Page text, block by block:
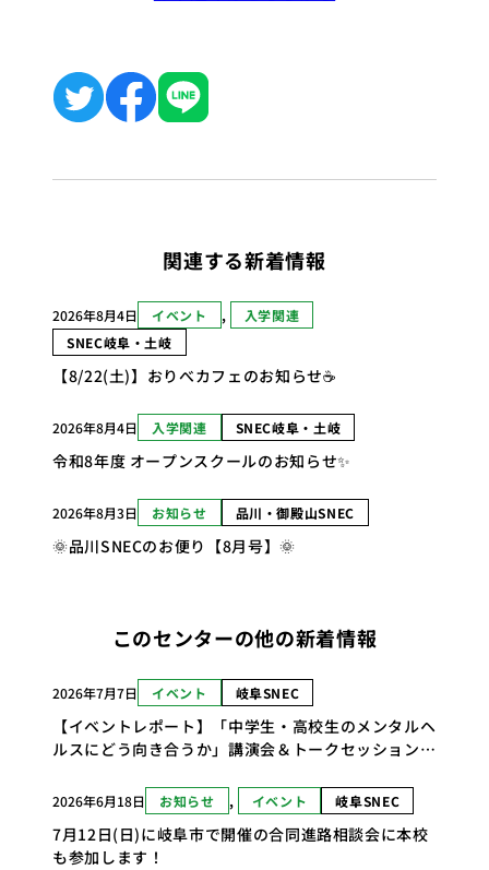
関連する新着情報
2026年8月4日 イベント ,
入学関連
SNEC岐阜・土岐
【8/22(土)】おりべカフェのお知らせ☕
2026年8月4日 入学関連 SNEC岐阜・土岐
令和8年度 オープンスクールのお知らせ✨
2026年8月3日 お知らせ 品川・御殿山SNEC
🌞品川SNECのお便り【8月号】🌞
このセンターの他の新着情報
2026年7月7日 イベント 岐阜SNEC
【イベントレポート】「中学生・高校生のメンタルヘ
ルスにどう向き合うか」講演会＆トークセッションを
2026年6月18日 お知らせ , イベント 岐阜SNEC
7月12日(日)に岐阜市で開催の合同進路相談会に本校
も参加します！